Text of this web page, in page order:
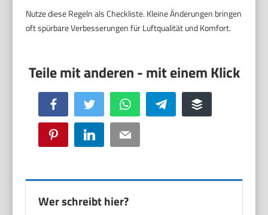
Nutze diese Regeln als Checkliste. Kleine Änderungen bringen
oft spürbare Verbesserungen für Luftqualität und Komfort.
Facebook Twitter WhatsApp Telegram Buffer
Pinterest LinkedIn Email
Wer schreibt hier?